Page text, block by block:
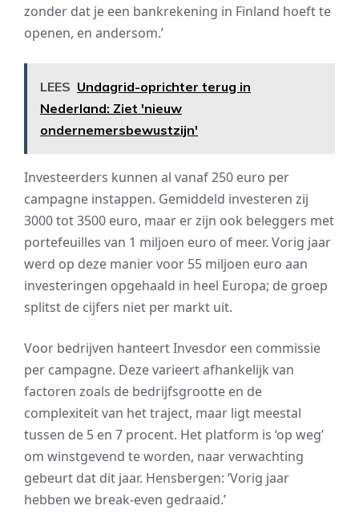
zonder dat je een bankrekening in Finland hoeft te
openen, en andersom.’
LEES Undagrid-oprichter terug in
Nederland: Ziet 'nieuw
ondernemersbewustzijn'
Investeerders kunnen al vanaf 250 euro per
campagne instappen. Gemiddeld investeren zij
3000 tot 3500 euro, maar er zijn ook beleggers met
portefeuilles van 1 miljoen euro of meer. Vorig jaar
werd op deze manier voor 55 miljoen euro aan
investeringen opgehaald in heel Europa; de groep
splitst de cijfers niet per markt uit.
Voor bedrijven hanteert Invesdor een commissie
per campagne. Deze varieert afhankelijk van
factoren zoals de bedrijfsgrootte en de
complexiteit van het traject, maar ligt meestal
tussen de 5 en 7 procent. Het platform is ‘op weg’
om winstgevend te worden, naar verwachting
gebeurt dat dit jaar. Hensbergen: ‘Vorig jaar
hebben we break-even gedraaid.’